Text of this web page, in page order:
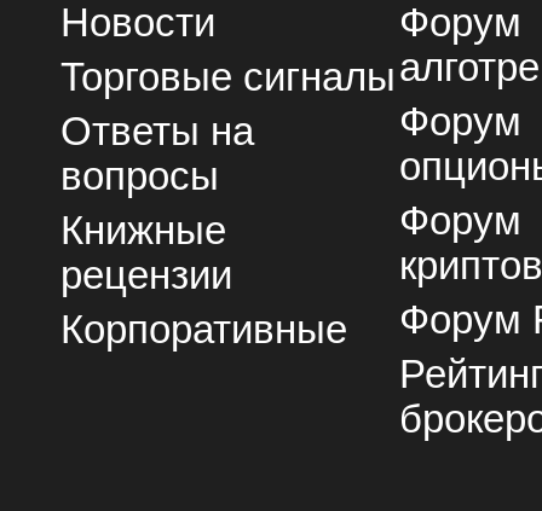
Новости
Торговые сигналы
Ответы на
вопросы
Книжные
рецензии
Корпоративные
Форум
Форум
Форум
Форум